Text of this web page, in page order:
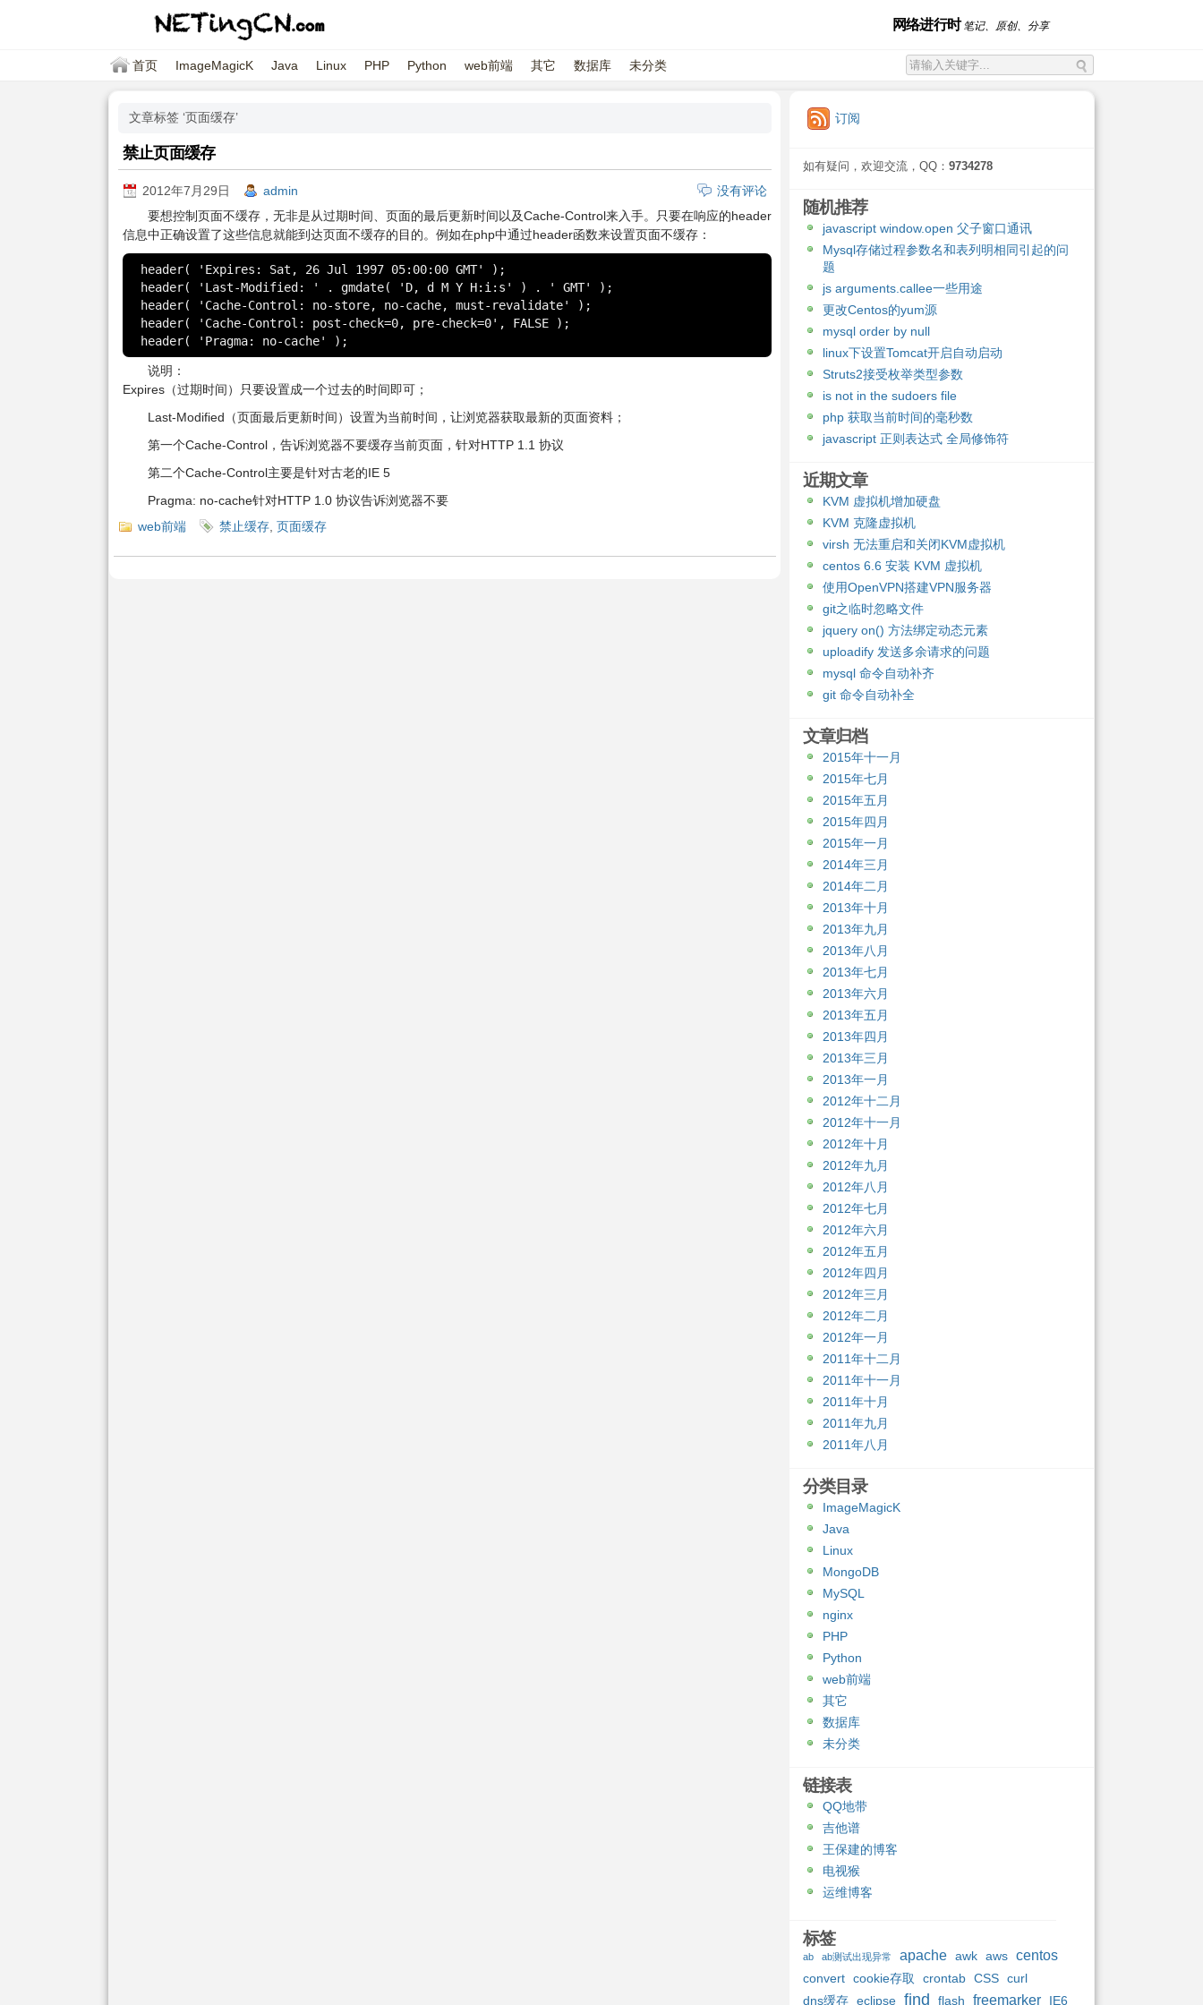
网络进行时笔记、原创、分享
首页 ImageMagicK Java Linux PHP Python web前端 其它 数据库 未分类
文章标签 ‘页面缓存’
禁止页面缓存
2012年7月29日 admin
没有评论
要想控制页面不缓存，无非是从过期时间、页面的最后更新时间以及Cache-Control来入手。只要在响应的header
信息中正确设置了这些信息就能到达页面不缓存的目的。例如在php中通过header函数来设置页面不缓存：
header( 'Expires: Sat, 26 Jul 1997 05:00:00 GMT' );
header( 'Last-Modified: ' . gmdate( 'D, d M Y H:i:s' ) . ' GMT' );
header( 'Cache-Control: no-store, no-cache, must-revalidate' );
header( 'Cache-Control: post-check=0, pre-check=0', FALSE );
header( 'Pragma: no-cache' );
说明：
Expires（过期时间）只要设置成一个过去的时间即可；
Last-Modified（页面最后更新时间）设置为当前时间，让浏览器获取最新的页面资料；
第一个Cache-Control，告诉浏览器不要缓存当前页面，针对HTTP 1.1 协议
第二个Cache-Control主要是针对古老的IE 5
Pragma: no-cache针对HTTP 1.0 协议告诉浏览器不要
web前端
禁止缓存 页面缓存
订阅
如有疑问，欢迎交流，QQ： 9734278
随机推荐
javascript window.open 父子窗口通讯
Mysql存储过程参数名和表列明相同引起的问
题
js arguments.callee一些用途
更改Centos的yum源
mysql order by null
linux下设置Tomcat开启自动启动
Struts2接受枚举类型参数
is not in the sudoers file
php 获取当前时间的毫秒数
javascript 正则表达式 全局修饰符
近期文章
KVM 虚拟机增加硬盘
KVM 克隆虚拟机
virsh 无法重启和关闭KVM虚拟机
centos 6.6 安装 KVM 虚拟机
使用OpenVPN搭建VPN服务器
git之临时忽略文件
jquery on() 方法绑定动态元素
uploadify 发送多余请求的问题
mysql 命令自动补齐
git 命令自动补全
文章归档
2015年十一月
2015年七月
2015年五月
2015年四月
2015年一月
2014年三月
2014年二月
2013年十月
2013年九月
2013年八月
2013年七月
2013年六月
2013年五月
2013年四月
2013年三月
2013年一月
2012年十二月
2012年十一月
2012年十月
2012年九月
2012年八月
2012年七月
2012年六月
2012年五月
2012年四月
2012年三月
2012年二月
2012年一月
2011年十二月
2011年十一月
2011年十月
2011年九月
2011年八月
分类目录
ImageMagicK
Java
Linux
MongoDB
MySQL
nginx
PHP
Python
web前端
其它
数据库
未分类
链接表
QQ地带
吉他谱
王保建的博客
电视猴
运维博客
标签
ab ab测试出现异常 apache awk aws centos
convert cookie存取 crontab CSS curl
dns缓存 eclipse find flash freemarker IE6